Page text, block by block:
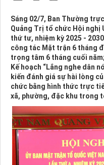
Sáng 02/7, Ban Thường
Quảng Trị tổ chức Hội nghị
thứ tư, nhiệm kỳ 2025 -
công tác Mặt trận 6 tháng
trọng tâm 6 tháng cuối
Kế hoạch “Lắng nghe dân
kiến đánh giá sự hài lòng
chức bằng hình thức trực
xã, phường, đặc khu trong